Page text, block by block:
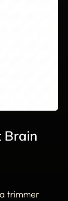
Brain
trimmer